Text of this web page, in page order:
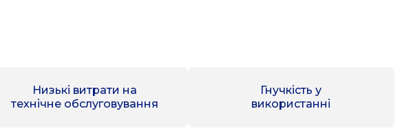
Низькі витрати на
технічне обслуговування
Гнучкість у
використанні